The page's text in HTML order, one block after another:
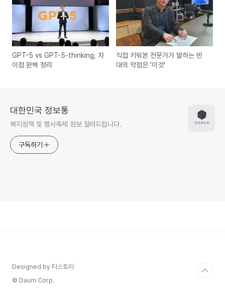
GPT-5 vs GPT-5-thinking, 차
이점 완벽 정리
직접 키워본 전문가가 말하는 빈
대의 약점은 '이것'
대한민국 정보통
복지정책 및 행사축제 정보 알려드립니다.
구독하기
Designed by 티스토리
© Daum Corp.